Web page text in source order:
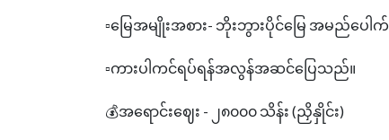
▫️မြေအမျိုးအစား- ဘိုးဘွားပိုင်မြေ အမည်ပေါက်
▫️ကားပါကင်ရပ်ရန်အလွန်အဆင်ပြေသည်။
💰အရောင်းဈေး - ၂၈၀၀၀ သိန်း (ညှိနှိုင်း)